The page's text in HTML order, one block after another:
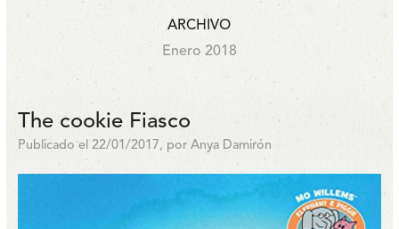
ARCHIVO
Enero 2018
The cookie Fiasco
Publicado el 22/01/2017, por Anya Damirón